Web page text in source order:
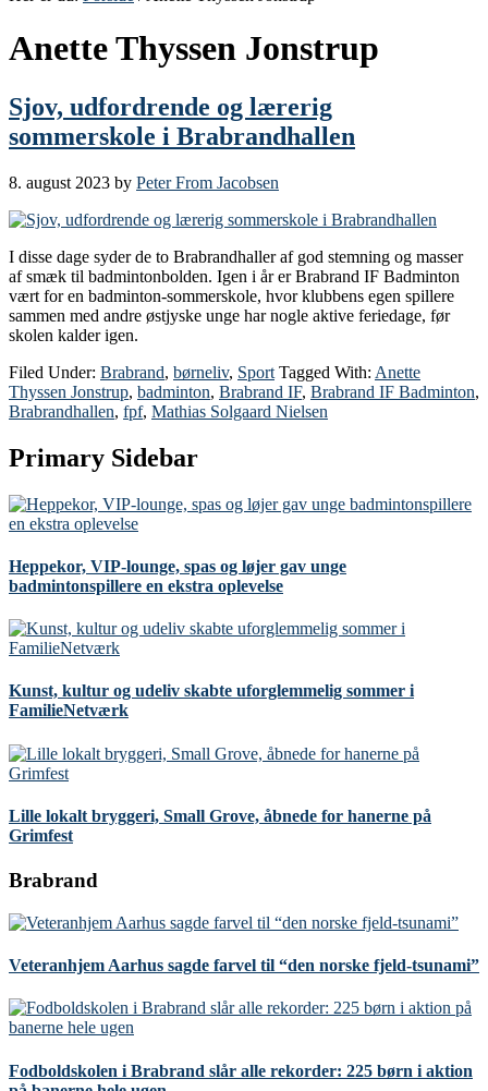
Anette Thyssen Jonstrup
Sjov, udfordrende og lærerig
sommerskole i Brabrandhallen
8. august 2023 by Peter From Jacobsen
I disse dage syder de to Brabrandhaller af god stemning og masser
af smæk til badmintonbolden. Igen i år er Brabrand IF Badminton
vært for en badminton-sommerskole, hvor klubbens egen spillere
sammen med andre østjyske unge har nogle aktive feriedage, før
skolen kalder igen.
Filed Under: Brabrand, børneliv, Sport Tagged With: Anette
Thyssen Jonstrup, badminton, Brabrand IF, Brabrand IF Badminton,
Brabrandhallen, fpf, Mathias Solgaard Nielsen
Primary Sidebar
Heppekor, VIP-lounge, spas og løjer gav unge
badmintonspillere en ekstra oplevelse
Kunst, kultur og udeliv skabte uforglemmelig sommer i
FamilieNetværk
Lille lokalt bryggeri, Small Grove, åbnede for hanerne på
Grimfest
Brabrand
Veteranhjem Aarhus sagde farvel til “den norske fjeld-tsunami”
Fodboldskolen i Brabrand slår alle rekorder: 225 børn i aktion